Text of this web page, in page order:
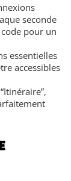
seconde
pour un
essentielles
accessibles